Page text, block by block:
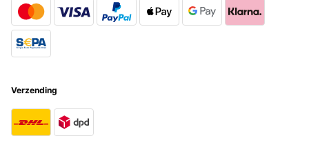
Vertaal
Amazon-Benutzer
Verzending